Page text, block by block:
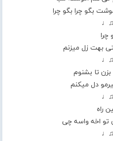
بگو چرا بگو چرا
چرا
بهت زل میزنم
بزن تا بشنوم
دل میکنم
راه
تو اخه واسه چی